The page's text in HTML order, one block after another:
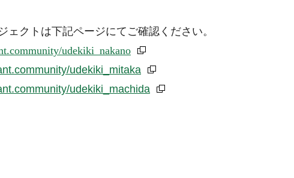
クトは下記ページにてご確認ください。
udekiki_nakano
udekiki_mitaka
udekiki_machida